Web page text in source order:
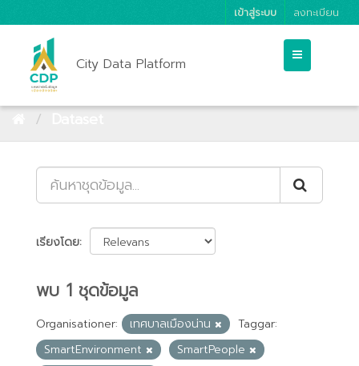
เข้าสู่ระบบ ลงทะเบียน
City Data Platform
เรียงโดย
พบ 1 ชุดข้อมูล
Organisationer: เทศบาลเมืองน่าน
Taggar:
SmartEnvironment
SmartPeople